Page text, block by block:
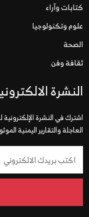
كتابات وآراء
علوم وتكنولوجيا
الصحة
ثقافة وفن
النشرة
اشترك في النشرة
العاجلة والتقارير اليمنية